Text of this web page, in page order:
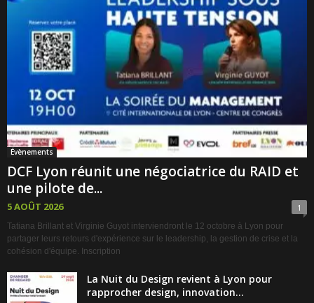
Évènements
DCF Lyon réunit une négociatrice du RAID et
une pilote de...
5 AOÛT 2026 1
Tatiana Brillant et Virginie Guyot interviendront le 12 octobre à Lyon pour
partager leurs retours d'expérience sur le leadership, la gestion de crise et la
cohésion d'équipe. Inscription
La Nuit du Design revient à Lyon pour
rapprocher design, innovation...